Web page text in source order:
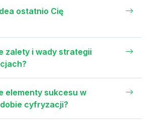
ostatnio Cię
zalety i wady strategii
elementy sukcesu w
cyfryzacji?